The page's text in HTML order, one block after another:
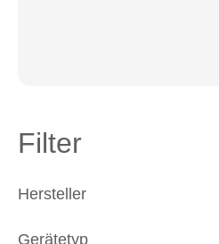
Filter
Hersteller
Gerätetyp